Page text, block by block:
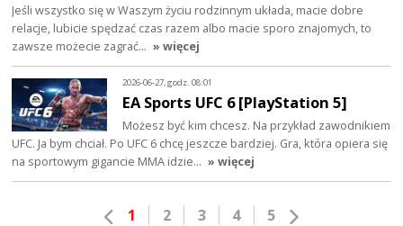
Jeśli wszystko się w Waszym życiu rodzinnym układa, macie dobre
relacje, lubicie spędzać czas razem albo macie sporo znajomych, to
zawsze możecie zagrać… » więcej
2026-06-27, godz. 08:01
EA Sports UFC 6 [PlayStation 5]
Możesz być kim chcesz. Na przykład zawodnikiem
UFC. Ja bym chciał. Po UFC 6 chcę jeszcze bardziej. Gra, która opiera się
na sportowym gigancie MMA idzie… » więcej
1 2 3 4 5